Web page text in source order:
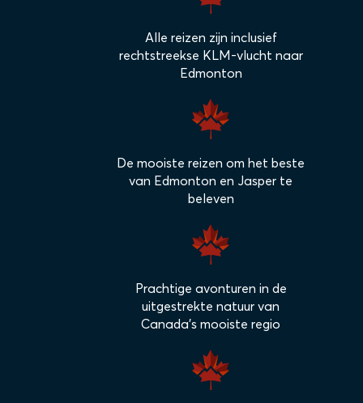
Alle reizen zijn inclusief
rechtstreekse KLM-vlucht naar
Edmonton
De mooiste reizen om het beste
van Edmonton en Jasper te
beleven
Prachtige avonturen in de
uitgestrekte natuur van
Canada's mooiste regio